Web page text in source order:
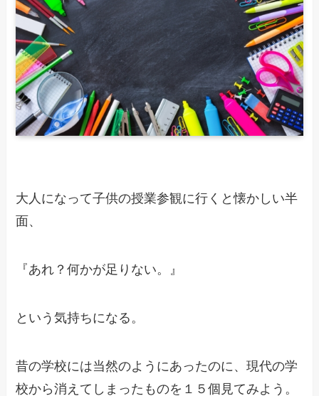
大人になって子供の授業参観に行くと懐かしい半
面、
『あれ？何かが足りない。』
という気持ちになる。
昔の学校には当然のようにあったのに、現代の学
校から消えてしまったものを１５個見てみよう。